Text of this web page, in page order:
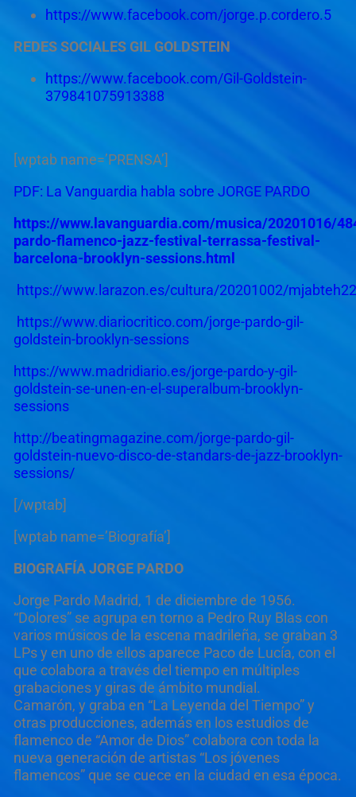
https://www.facebook.com/jorge.p.cordero.5
REDES SOCIALES GIL GOLDSTEIN
https://www.facebook.com/Gil-Goldstein-
379841075913388
[wptab name=’PRENSA’]
PDF: La Vanguardia habla sobre JORGE PARDO
https://www.lavanguardia.com/musica/20201016/
pardo-flamenco-jazz-festival-terrassa-festival-
barcelona-brooklyn-sessions.html
https://www.larazon.es/cultura/20201002/
https://www.diariocritico.com/jorge-pardo-gil-
goldstein-brooklyn-sessions
https://www.madridiario.es/jorge-pardo-y-gil-
goldstein-se-unen-en-el-superalbum-brooklyn-
sessions
http://beatingmagazine.com/jorge-pardo-gil-
goldstein-nuevo-disco-de-standars-de-jazz-brooklyn-
sessions/
[/wptab]
[wptab name=’Biografía’]
BIOGRAFÍA JORGE PARDO
Jorge Pardo Madrid, 1 de diciembre de 1956.
“Dolores” se agrupa en torno a Pedro Ruy Blas con
varios músicos de la escena madrileña, se graban 3
LPs y en uno de ellos aparece Paco de Lucía, con el
que colabora a través del tiempo en múltiples
grabaciones y giras de ámbito mundial.
Camarón, y graba en “La Leyenda del Tiempo” y
otras producciones, además en los estudios de
flamenco de “Amor de Dios” colabora con toda la
nueva generación de artistas “Los jóvenes
flamencos” que se cuece en la ciudad en esa época.